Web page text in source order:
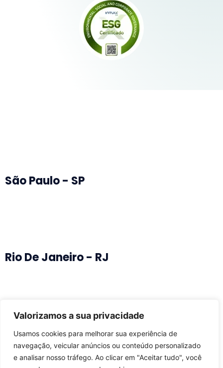
Valorizamos a sua privacidade
Usamos cookies para melhorar sua experiência de
navegação, veicular anúncios ou conteúdo personalizado
e analisar nosso tráfego. Ao clicar em "Aceitar tudo", você
São Paulo - SP
Rio De Janeiro - RJ
Vitória - ES